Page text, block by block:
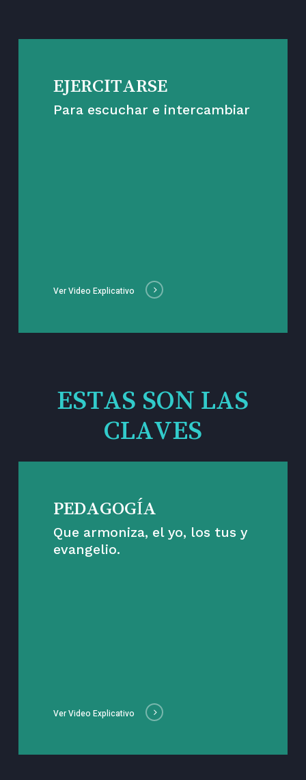
EJERCITARSE
Para escuchar e intercambiar
Ver Video Explicativo
ESTAS SON LAS
CLAVES
PEDAGOGÍA
Que armoniza, el yo, los tus y
evangelio.
Ver Video Explicativo